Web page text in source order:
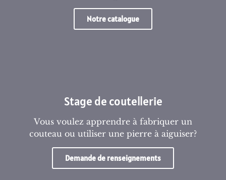
Notre catalogue
Stage de coutellerie
Vous voulez apprendre à fabriquer un
couteau ou utiliser une pierre à aiguiser?
Demande de renseignements